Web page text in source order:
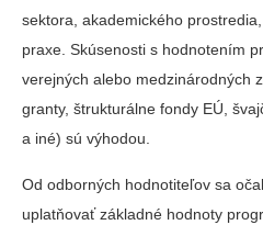
sektora, akademického
praxe. Skúsenosti s hodnotením
verejných alebo medzinárodných
granty, štrukturálne fondy EÚ,
a iné) sú výhodou.
Od odborných hodnotiteľov sa
uplatňovať základné hodnoty